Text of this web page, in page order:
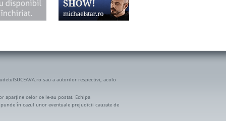
sau a autorilor respectivi, acolo
aparține celor ce le-au postat. Echipa
în cazul unor eventuale prejudicii cauzate de